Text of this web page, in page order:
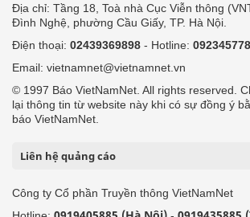
Địa chỉ: Tầng 18, Toà nhà Cục Viễn thông
Đình Nghệ, phường Cầu Giấy, TP. Hà Nội.
Điện thoại: 02439369898 - Hotline:
Email: vietnamnet@vietnamnet.vn
© 1997 Báo VietNamNet. All rights reserved.
lại thông tin từ website này khi có sự đồng ý
báo VietNamNet.
Liên hệ quảng cáo
Công ty Cổ phần Truyền thông VietNamNet